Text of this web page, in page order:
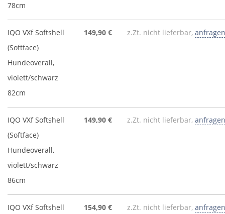
78cm
IQO VXf Softshell
(Softface)
Hundeoverall,
violett/schwarz
82cm
149,90 € z.Zt. nicht lieferbar, anfragen
IQO VXf Softshell
(Softface)
Hundeoverall,
violett/schwarz
86cm
149,90 € z.Zt. nicht lieferbar, anfragen
IQO VXf Softshell 154,90 € z.Zt. nicht lieferbar, anfragen